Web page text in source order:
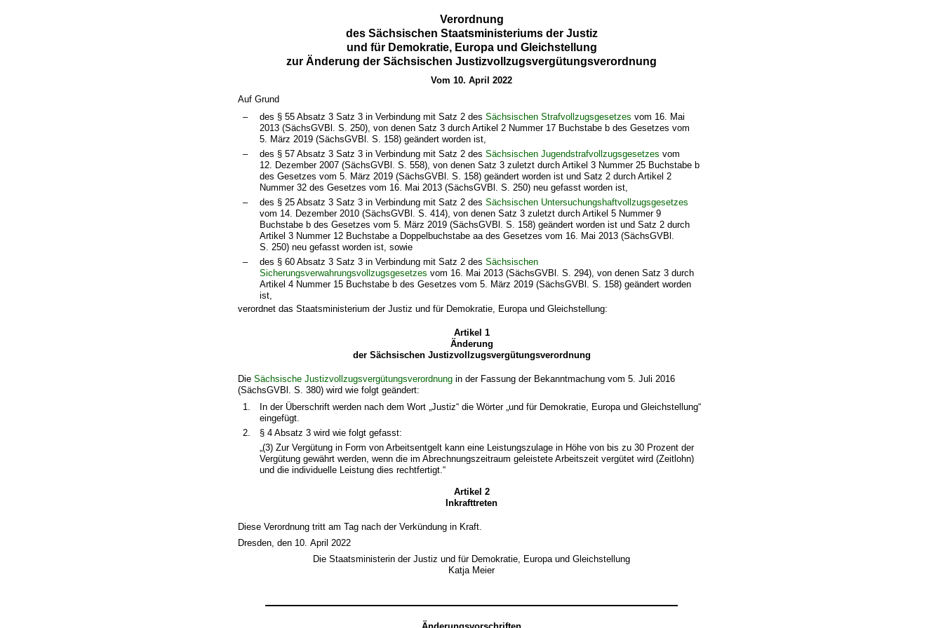
Verordnung
des Sächsischen Staatsministeriums der Justiz
und für Demokratie, Europa und Gleichstellung
zur Änderung der Sächsischen Justizvollzugsvergütungsverordnung
Vom 10. April 2022
Auf Grund
–
des § 55 Absatz 3 Satz 3 in Verbindung mit Satz 2 des Sächsischen Strafvollzugsgesetzes vom 16. Mai
2013 (SächsGVBl. S. 250), von denen Satz 3 durch Artikel 2 Nummer 17 Buchstabe b des Gesetzes vom
5. März 2019 (SächsGVBl. S. 158) geändert worden ist,
–
des § 57 Absatz 3 Satz 3 in Verbindung mit Satz 2 des Sächsischen Jugendstrafvollzugsgesetzes vom
12. Dezember 2007 (SächsGVBl. S. 558), von denen Satz 3 zuletzt durch Artikel 3 Nummer 25 Buchstabe b
des Gesetzes vom 5. März 2019 (SächsGVBl. S. 158) geändert worden ist und Satz 2 durch Artikel 2
Nummer 32 des Gesetzes vom 16. Mai 2013 (SächsGVBl. S. 250) neu gefasst worden ist,
–
des § 25 Absatz 3 Satz 3 in Verbindung mit Satz 2 des Sächsischen Untersuchungshaftvollzugsgesetzes
vom 14. Dezember 2010 (SächsGVBl. S. 414), von denen Satz 3 zuletzt durch Artikel 5 Nummer 9
Buchstabe b des Gesetzes vom 5. März 2019 (SächsGVBl. S. 158) geändert worden ist und Satz 2 durch
Artikel 3 Nummer 12 Buchstabe a Doppelbuchstabe aa des Gesetzes vom 16. Mai 2013 (SächsGVBl.
S. 250) neu gefasst worden ist, sowie
–
des § 60 Absatz 3 Satz 3 in Verbindung mit Satz 2 des Sächsischen
Sicherungsverwahrungsvollzugsgesetzes vom 16. Mai 2013 (SächsGVBl. S. 294), von denen Satz 3 durch
Artikel 4 Nummer 15 Buchstabe b des Gesetzes vom 5. März 2019 (SächsGVBl. S. 158) geändert worden
ist,
verordnet das Staatsministerium der Justiz und für Demokratie, Europa und Gleichstellung:
Artikel 1
Änderung
der Sächsischen Justizvollzugsvergütungsverordnung
DieSächsische Justizvollzugsvergütungsverordnung in der Fassung der Bekanntmachung vom 5. Juli 2016
(SächsGVBl. S. 380) wird wie folgt geändert:
1.
In der Überschrift werden nach dem Wort „Justiz“ die Wörter „und für Demokratie, Europa und Gleichstellung“
eingefügt.
2.
§ 4 Absatz 3 wird wie folgt gefasst:
„(3) Zur Vergütung in Form von Arbeitsentgelt kann eine Leistungszulage in Höhe von bis zu 30 Prozent der
Vergütung gewährt werden, wenn die im Abrechnungszeitraum geleistete Arbeitszeit vergütet wird (Zeitlohn)
und die individuelle Leistung dies rechtfertigt.“
Artikel 2
Inkrafttreten
Diese Verordnung tritt am Tag nach der Verkündung in Kraft.
Dresden, den 10. April 2022
Die Staatsministerin der Justiz und für Demokratie, Europa und Gleichstellung
Katja Meier